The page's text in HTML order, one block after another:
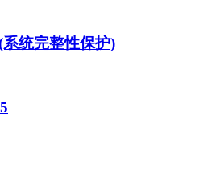
统完整性保护)